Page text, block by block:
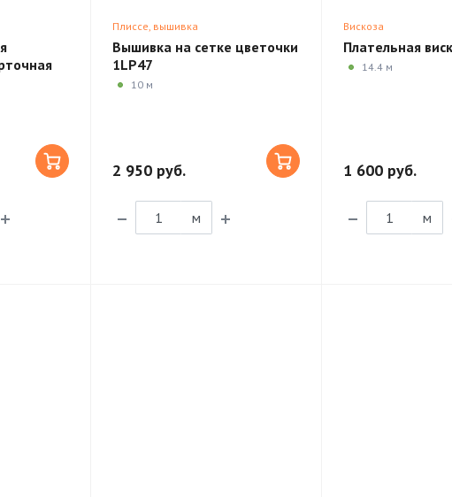
VX08
Плиссе, вышивка
Вышивка на сетке цветочки
1LP47
10 м
2 950 руб.
м
Вискоза
Плательная
14.4 м
1 600 руб.
м